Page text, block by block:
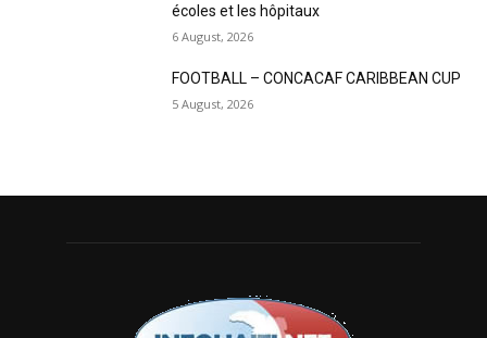
écoles et les hôpitaux
6 August, 2026
FOOTBALL – CONCACAF CARIBBEAN CUP
5 August, 2026